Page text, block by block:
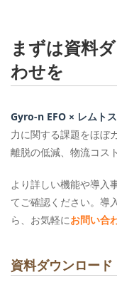
まずは資料
わせを
Gyro-n EFO × レムト
力に関する課題をほぼ
離脱の低減、物流コス
より詳しい機能や導入
てご確認ください。導
ら、お気軽にお問い合
資料ダウンロー